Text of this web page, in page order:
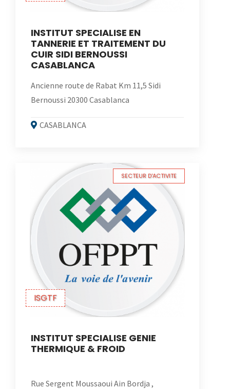
INSTITUT SPECIALISE EN
TANNERIE ET TRAITEMENT DU
CUIR SIDI BERNOUSSI
CASABLANCA
Ancienne route de Rabat Km 11,5 Sidi
Bernoussi 20300 Casablanca
CASABLANCA
ISGTF
SECTEUR D'ACTIVITE
INSTITUT SPECIALISE GENIE
THERMIQUE & FROID
Rue Sergent Moussaoui Ain Bordja ,